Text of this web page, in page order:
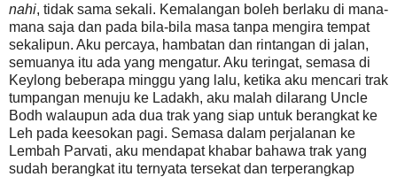
nahi, tidak sama sekali. Kemalangan boleh berlaku di mana-
mana saja dan pada bila-bila masa tanpa mengira tempat
sekalipun. Aku percaya, hambatan dan rintangan di jalan,
semuanya itu ada yang mengatur. Aku teringat, semasa di
Keylong beberapa minggu yang lalu, ketika aku mencari trak
tumpangan menuju ke Ladakh, aku malah dilarang Uncle
Bodh walaupun ada dua trak yang siap untuk berangkat ke
Leh pada keesokan pagi. Semasa dalam perjalanan ke
Lembah Parvati, aku mendapat khabar bahawa trak yang
sudah berangkat itu ternyata tersekat dan terperangkap